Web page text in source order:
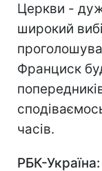
Церкви -
широкий
Франциск
часів.
РБК-